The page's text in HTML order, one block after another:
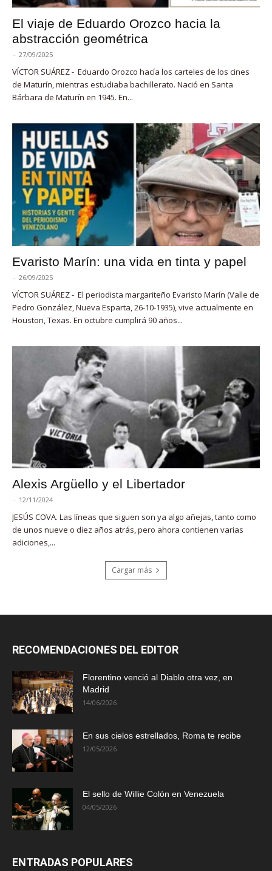
El viaje de Eduardo Orozco hacia la
abstracción geométrica
- 27/09/2025
VÍCTOR SUÁREZ - Eduardo Orozco hacía los carteles de los cines
de Maturín, mientras estudiaba bachillerato. Nació en Santa
Bárbara de Maturín en 1945. En...
Evaristo Marín: una vida en tinta y papel
- 26/09/2025
VÍCTOR SUÁREZ - El periodista margariteño Evaristo Marín (Valle de
Pedro González, Nueva Esparta, 26-10-1935), vive actualmente en
Houston, Texas. En octubre cumplirá 90 años...
Alexis Argüello y el Libertador
- 12/11/2024
JESÚS COVA. Las líneas que siguen son ya algo añejas, tanto como
de unos nueve o diez años atrás, pero ahora contienen varias
adiciones,...
Cargar más
RECOMENDACIONES DEL EDITOR
Florentino venció al Diablo otra vez, en
Madrid
14/06/2026
En sus cielos estrellados, Roma te recibe
12/05/2026
El sello de Willie Colón en Venezuela
04/05/2026
ENTRADAS POPULARES